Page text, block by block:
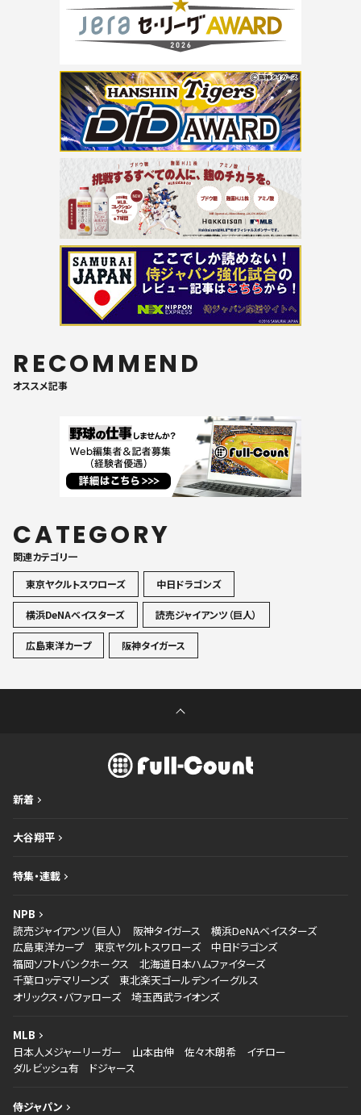
RECOMMEND
オススメ記事
CATEGORY
関連カテゴリ一
東京ヤクルトスワローズ
中日ドラゴンズ
横浜DeNAベイスターズ 読売ジャイアンツ（巨人）
広島東洋カープ 阪神タイガース
新着
大谷翔平
特集・連載
NPB
読売ジャイアンツ（巨人）
阪神タイガース
横浜DeNAベイスターズ
広島東洋カープ
東京ヤクルトスワローズ
中日ドラゴンズ
福岡ソフトバンクホークス
北海道日本ハムファイターズ
千葉ロッテマリーンズ
東北楽天ゴールデンイーグルス
オリックス・バファローズ
埼玉西武ライオンズ
MLB
日本人メジャーリーガー
山本由伸 佐々木朗希
イチロー
ダルビッシュ有
ドジャース
侍ジャパン